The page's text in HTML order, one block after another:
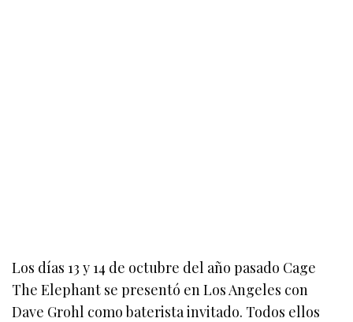
Los días 13 y 14 de octubre del año pasado Cage
The Elephant se presentó en Los Angeles con
Dave Grohl como baterista invitado. Todos ellos